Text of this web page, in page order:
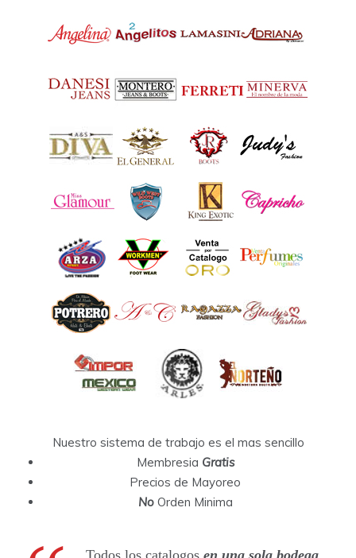
Nuestro sistema de trabajo es el mas sencillo
Membresia Gratis
Precios de Mayoreo
NoOrden Minima